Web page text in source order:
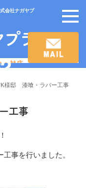
会社ナガヤプ
K様邸 漆喰・ラバー工事
工事
事を行いました。